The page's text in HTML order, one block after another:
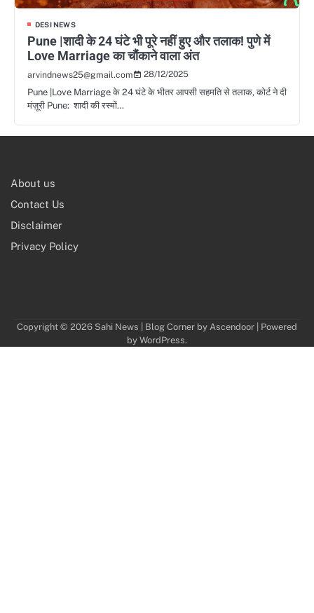
DESI NEWS
Pune |शादी के 24 घंटे भी पूरे नहीं हुए और तलाक! पुणे में
Love Marriage का चौंकाने वाला अंत
arvindnews25@gmail.com
28/12/2025
Pune |Love Marriage के 24 घंटे के भीतर आपसी सहमति से तलाक, कोर्ट ने दी
मंज़ूरी Pune: शादी की रस्मों…
About us
Contact Us
Disclaimer
Privacy Policy
Copyright © 2026 Sahi News | Blog Corner by Ascendoor | Powered
by WordPress.